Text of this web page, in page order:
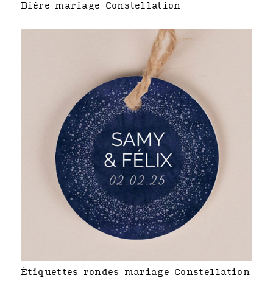
Bière mariage Constellation
Étiquettes rondes mariage Constellation